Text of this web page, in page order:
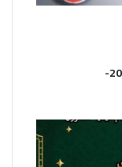
الاقتصاد المغربي خلال العقد الأخير (2015-